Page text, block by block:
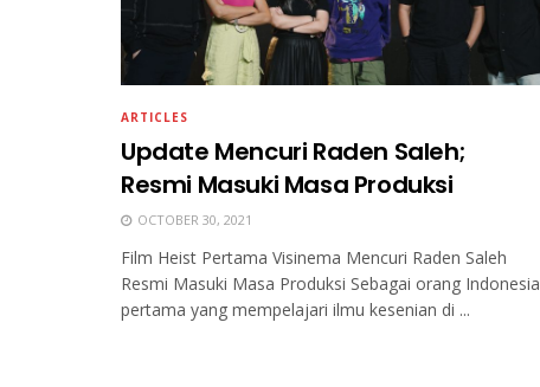
ARTICLES
Update Mencuri Raden Saleh;
Resmi Masuki Masa Produksi
OCTOBER 30, 2021
Film Heist Pertama Visinema Mencuri Raden Saleh
Resmi Masuki Masa Produksi Sebagai orang Indonesia
pertama yang mempelajari ilmu kesenian di ...